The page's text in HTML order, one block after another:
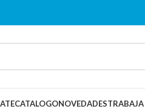
CATALOGONOVEDADES